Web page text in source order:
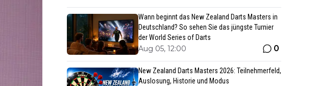
Wann beginnt das New Zealand Darts Masters in
Deutschland? So sehen Sie das jüngste Turnier
der World Series of Darts
Aug 05, 12:00 0
New Zealand Darts Masters 2026: Teilnehmerfeld,
Auslosung, Historie und Modus